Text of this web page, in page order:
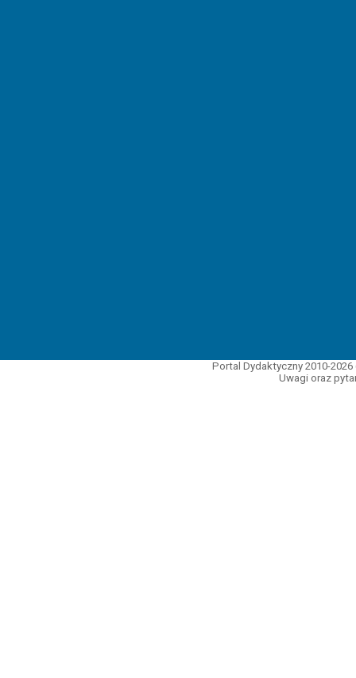
Portal Dydaktyczny 2010-
Uwagi oraz